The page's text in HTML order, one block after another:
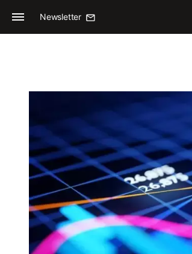
Newsletter